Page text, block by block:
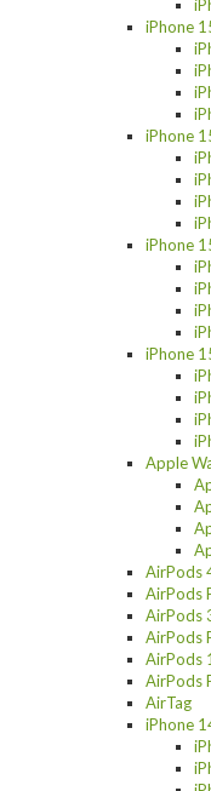
iPhone
iPhone
iPhone
iPhone
Apple
AirPods
AirPods
AirPods
AirPods
AirPods
AirPods
AirTag
iPhone